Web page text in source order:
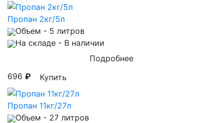
Пропан 2кг/5л
Объем - 5 литров
На складе - В наличии
Подробнее
696 ₽ Купить
Пропан 11кг/27л
Объем - 27 литров